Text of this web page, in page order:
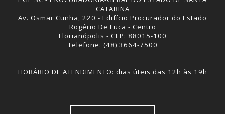
CATARINA
Av. Osmar Cunha, 220 - Edifício Procurador do Estado
Rogério De Luca - Centro
Florianópolis - CEP: 88015-100
Telefone: (48) 3664-7500
HORÁRIO DE ATENDIMENTO: dias úteis das 12h às 19h